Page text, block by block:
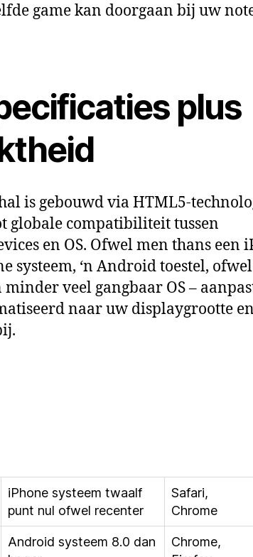
game kan doorgaan bij uw
plus
is gebouwd via HTML5-
globale compatibiliteit tussen
en OS. Ofwel men thans een
systeem, ‘n Android toestel,
minder veel gangbaar OS –
naar uw displaygrootte en
iPhone systeem twaalf
punt nul ofwel recenter
Safari,
Chrome
Android systeem 8.0 dan
Chrome,